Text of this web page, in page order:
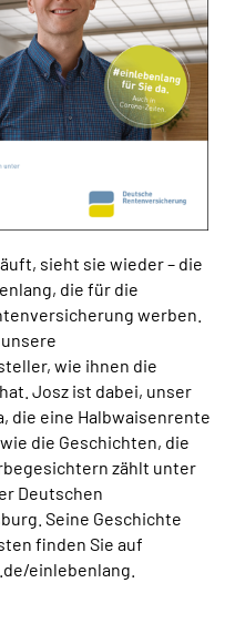
sieht sie wieder – die
die für die
werben.
wie ihnen die
Josz ist dabei, unser
die eine Halbwaisenrente
die Geschichten, die
zählt unter
Deutschen
Seine Geschichte
finden Sie auf
einlebenlang.